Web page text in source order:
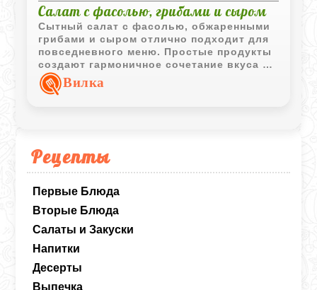
Рецепты
Первые Блюда
Вторые Блюда
Салаты и Закуски
Напитки
Десерты
Выпечка
Салат с фасолью, грибами и сыром
Сытный салат с фасолью, обжаренными
грибами и сыром отлично подходит для
повседневного меню. Простые продукты
создают гармоничное сочетание вкуса и
приятную текстуру.
Вилка